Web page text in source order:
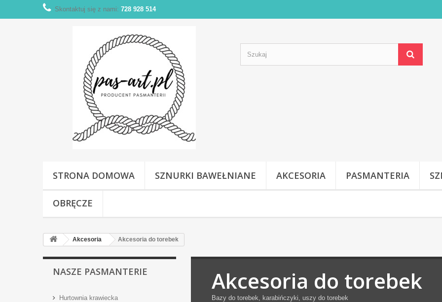
Skontaktuj się z nami: 728 928 514
STRONA DOMOWA SZNURKI BAWEŁNIANE AKCESORIA PASMANTERIA
OBRĘCZE
Akcesoria Akcesoria do torebek
NASZE PASMANTERIE
Hurtownia krawiecka
Akcesoria do torebek
Bazy do torebek, karabińczyki, uszy do torebek